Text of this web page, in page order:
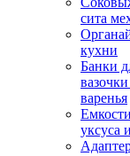
сита
кухни
Банки
варенья
уксуса